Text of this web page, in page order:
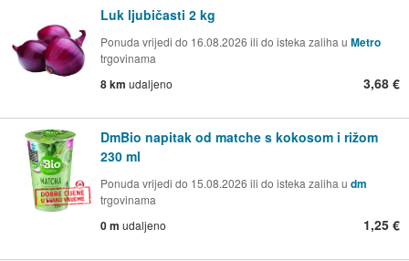
Luk ljubičasti 2 kg
Ponuda vrijedi do 16.08.2026 ili do isteka zaliha u Metro
trgovinama
8 km udaljeno 3,68 €
DmBio napitak od matche s kokosom i rižom
230 ml
Ponuda vrijedi do 15.08.2026 ili do isteka zaliha u dm
trgovinama
0 m udaljeno 1,25 €